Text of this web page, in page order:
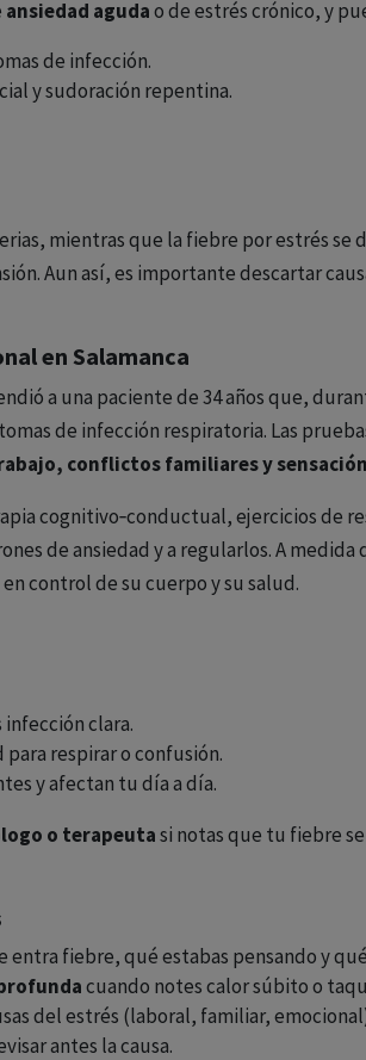
ansiedad agudao de estrés crónico, y
de infección.
y sudoración repentina.
mientras que la fiebre por estrés se
Aun así, es importante descartar
en Salamanca
a una paciente de 34 años que,
de infección respiratoria. Las
conflictos familiares y
cognitivo‑conductual, ejercicios de
de ansiedad y a regularlos. A
en control de su cuerpo y su salud.
infección clara.
respirar o confusión.
y afectan tu día a día.
o terapeutasi notas que tu fiebre
fiebre, qué estabas pensando y
cuando notes calor súbito o
del estrés (laboral, familiar,
antes la causa.